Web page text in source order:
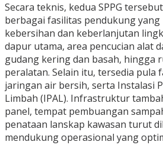
Secara teknis, kedua SPPG
berbagai fasilitas pendukung
kebersihan dan keberlanjutan
dapur utama, area pencucian alat
gudang kering dan basah, hingga
peralatan. Selain itu, tersedia pula
jaringan air bersih, serta Instalasi
Limbah (IPAL). Infrastruktur
panel, tempat pembuangan
penataan lanskap kawasan turut
mendukung operasional yang